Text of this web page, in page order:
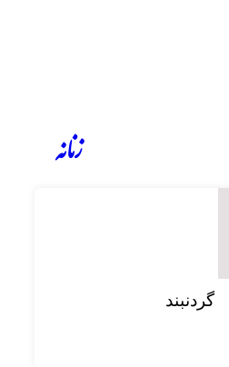
زنانه
گردنبند